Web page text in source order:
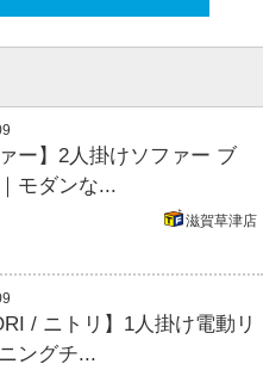
ァー】2人掛けソファー ブ
モダンな...
滋賀草津店
/ ニトリ】1人掛け電動リ
ングチ...